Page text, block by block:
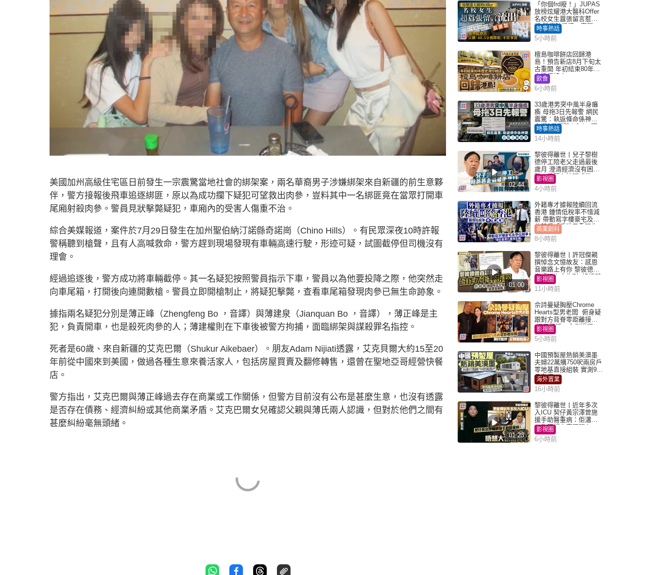
美國加州高級住宅區日前發生一宗震驚當地社會的綁架案，兩名華裔男子涉嫌綁架來自新疆的前生意夥
伴，警方接報後飛車追逐綁匪，原以為成功攔下疑犯可望救出肉參，豈料其中一名綁匪竟在當眾打開車
尾廂射殺肉參。警員見狀擊斃疑犯，車廂內的受害人傷重不治。
綜合美媒報道，案件於7月29日發生在加州聖伯納汀諾縣奇諾崗（Chino Hills）。有民眾深夜10時許報
警稱聽到槍聲，且有人高喊救命，警方趕到現場發現有車輛高速行駛，形迹可疑，試圖截停但司機沒有
理會。
經過追逐後，警方成功將車輛截停。其一名疑犯按照警員指示下車，警員以為他要投降之際，他突然走
向車尾箱，打開後向連開數槍。警員立即開槍制止，將疑犯擊斃，查看車尾箱發現肉參已無生命跡象。
據指兩名疑犯分別是薄正峰（Zhengfeng Bo ，音譯）與薄建泉（Jianquan Bo ，音譯），薄正峰是主
犯，負責開車，也是殺死肉參的人；薄建權則在下車後被警方拘捕，面臨綁架與謀殺罪名指控。
死者是60歲、來自新疆的艾克巴爾（Shukur Aikebaer）。朋友Adam Nijiati透露，艾克貝爾大約15至20
年前從中國來到美國，做過各種生意來養活家人，包括房屋買賣及翻修轉售，還曾在聖地亞哥經營快餐
店。
警方指出，艾克巴爾與薄正峰過去存在商業或工作關係，但警方目前沒有公布是甚麼生意，也沒有透露
是否存在債務、經濟糾紛或其他商業矛盾。艾克巴爾女兒確認父親與薄氏兩人認識，但對於他們之間有
甚麼糾紛毫無頭緒。
「你個frd廢！」JUPAS
放榜炫耀港大醫科Offer
名校女生囂張留言惹眾
怒 醫學院澄清：宣稱
「40.5分獲錄取」不符事
實｜Juicy叮
時事熱話
5小時前
檀島咖啡餅店回歸港
島！預告新店8月下旬太
古重開 年初結束80年歷
史灣仔總店
飲食
6小時前
33歲港男突中風半身癱
瘓 母拖3日先報警 網民
震驚：執返條命係神蹟
自爆2個惡習｜Juicy叮
時事熱話
14小時前
02:44
黎彼得離世丨兒子黎樹
德停工陪老父走過最後
歲月 澄清經濟沒有困
難：傳聞有誇張成份
影視圈
4小時前
外籍專才據報陸續回流
香港 鍾情低稅率不惜減
薪 帶動寫字樓豪宅及學
位競爭「香港已重現生
機」
商業創科
8小時前
01:00
黎彼得離世丨許冠傑親
撰悼念文憶故友：感恩
音樂路上有你 黎彼德曾
直認唔夾合作7年終拆夥
影視圈
11小時前
佘詩曼疑胸壓Chrome
Hearts型男老闆 俯身疑
跟對方背脊零距離接觸
網民驚呼：企側邊唔
得？
影視圈
5小時前
中國預製屋熱銷美澳墨
夫婦22萬購750呎兩房戶
零地基直接組裝 實測9個
月激讚
海外置業
16小時前
01:23
黎彼得離世丨近年多次
入ICU 契仔黃宗澤曾施
援手助醫重病：佢瀟灑
一生唔想大家唔開心
影視圈
6小時前